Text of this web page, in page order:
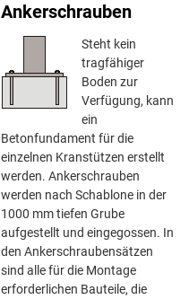
Ankerschrauben
Steht kein
tragfähiger
Boden zur
Verfügung, kann
ein
Betonfundament für die
einzelnen Kranstützen erstellt
werden. Ankerschrauben
werden nach Schablone in der
1000 mm tiefen Grube
aufgestellt und eingegossen. In
den Ankerschraubensätzen
sind alle für die Montage
erforderlichen Bauteile, die